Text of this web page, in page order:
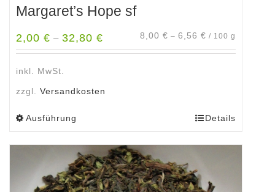
Margaret’s Hope sf
2,00 € – 32,80 € 8,00 € – 6,56 € / 100 g
inkl. MwSt.
zzgl. Versandkosten
Ausführung
weist
mehrere
Varianten
Details